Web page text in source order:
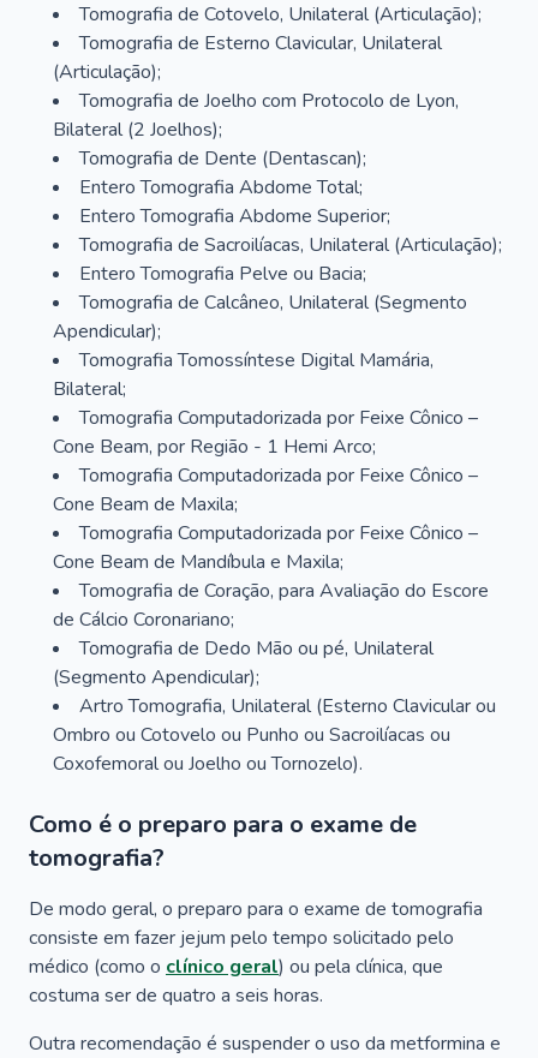
Tomografia de Cotovelo, Unilateral (Articulação);
Tomografia de Esterno Clavicular, Unilateral
(Articulação);
Tomografia de Joelho com Protocolo de Lyon,
Bilateral (2 Joelhos);
Tomografia de Dente (Dentascan);
Entero Tomografia Abdome Total;
Entero Tomografia Abdome Superior;
Tomografia de Sacroilíacas, Unilateral (Articulação);
Entero Tomografia Pelve ou Bacia;
Tomografia de Calcâneo, Unilateral (Segmento
Apendicular);
Tomografia Tomossíntese Digital Mamária,
Bilateral;
Tomografia Computadorizada por Feixe Cônico –
Cone Beam, por Região - 1 Hemi Arco;
Tomografia Computadorizada por Feixe Cônico –
Cone Beam de Maxila;
Tomografia Computadorizada por Feixe Cônico –
Cone Beam de Mandíbula e Maxila;
Tomografia de Coração, para Avaliação do Escore
de Cálcio Coronariano;
Tomografia de Dedo Mão ou pé, Unilateral
(Segmento Apendicular);
Artro Tomografia, Unilateral (Esterno Clavicular ou
Ombro ou Cotovelo ou Punho ou Sacroilíacas ou
Coxofemoral ou Joelho ou Tornozelo).
Como é o preparo para o exame de
tomografia?
De modo geral, o preparo para o exame de tomografia
consiste em fazer jejum pelo tempo solicitado pelo
médico (como o clínico geral) ou pela clínica, que
costuma ser de quatro a seis horas.
Outra recomendação é suspender o uso da metformina e